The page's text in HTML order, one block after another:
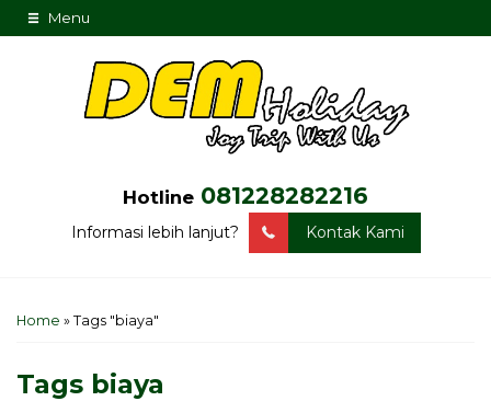
Menu
Hotline 081228282216
Informasi lebih lanjut? Kontak Kami
Home » Tags "biaya"
Tags biaya